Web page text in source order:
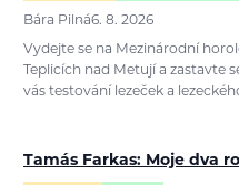
Bára Pilná6. 8. 2026
Vydejte se na Mezinárodní
Teplicích nad Metují a zastavte
vás testování lezeček a
Tamás Farkas: Moje dva